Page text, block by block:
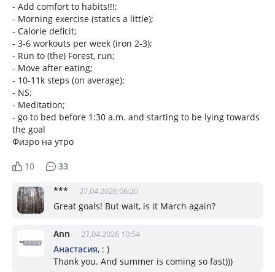
- Add comfort to habits!!!;
- Morning exercise (statics a little);
- Calorie deficit;
- 3-6 workouts per week (iron 2-3);
- Run to (the) Forest, run;
- Move after eating;
- 10-11k steps (on average);
- NS;
- Meditation;
- go to bed before 1:30 a.m. and starting to be lying towards
the goal
Физро на утро
10 33
*** 27.04.2026 06:20
Great goals! But wait, is it March again?
Ann 27.04.2026 10:54
Анастасия, : )
Thank you. And summer is coming so fast)))